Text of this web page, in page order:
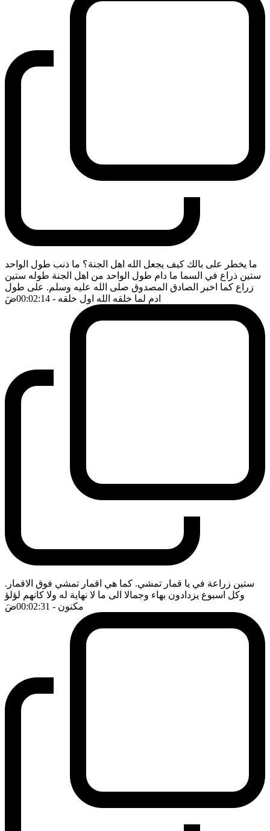
ما يخطر على بالك كيف يجعل الله اهل الجنة؟ ما ذنب طول الواحد
ستين ذراع في السما ما دام طول الواحد من اهل الجنة طوله ستين
زراع كما اخبر الصادق المصدوق صلى الله عليه وسلم. على طول
ادم لما خلقه الله اول خلقه - 00:02:14 ضَ
ستين زراعة في يا قمار تمشي. كما هي اقمار تمشي فوق الاقمار.
وكل اسبوع يزدادون بهاء وجمالا الى ما لا نهاية له ولا كانهم لؤلؤ
مكنون - 00:02:31 ضَ